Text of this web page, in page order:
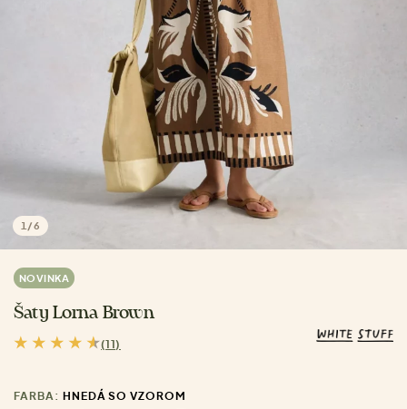
1 /6
NOVINKA
Šaty Lorna Brown
(11)
FARBA: HNEDÁ SO VZOROM